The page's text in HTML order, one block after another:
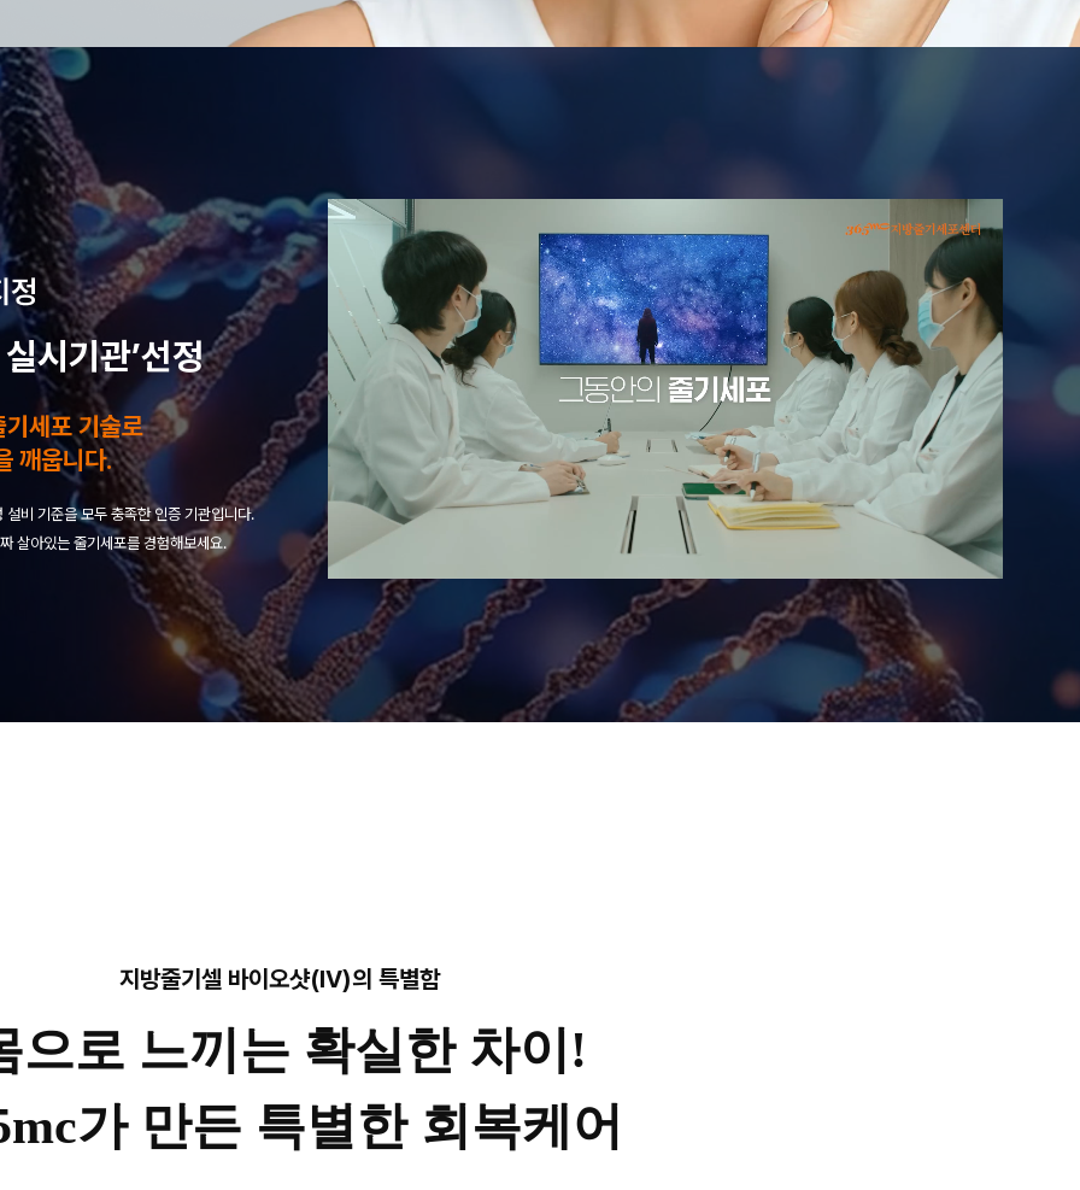
시기관’선정
세포 기술로
깨웁니다.
비 기준을 모두 충족한 인증 기관입니다.
살아있는 줄기세포를 경험해보세요.
지방줄기셀 바이오샷(IV)의 특별함
으로 느끼는 확실한 차이!
가 만든 특별한 회복케어